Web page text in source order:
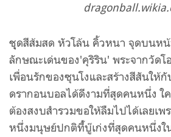
ชุุดสีส้มสด หัวโล้น คิ้วหนา จุดบนห
ลักษณะเด่นของ'คุริริน' พระจากวัดโ
เพื่อนรักของซุนโงและสร้างสีสันให้กั
ดรากอนบอลได้ดีงามที่สุดคนหนึ่ง ใ
ต้องสงบสำรวมขอให้ลืมไปได้เลยเ
หนึ่งมนุษย์ปกติที่้บู๊เก่งที่สุดคนหนึ่งใ